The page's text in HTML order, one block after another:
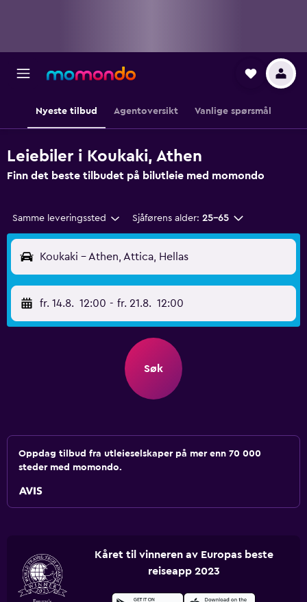
Nyeste tilbud Agentoversikt Vanlige spørsmål
Leiebiler i Koukaki, Athen
Finn det beste tilbudet på bilutleie med momondo
Samme leveringssted Sjåførens alder: 25–65
Koukaki - Athen, Attica, Hellas
fr. 14.8. 12:00 - fr. 21.8. 12:00
Søk
Oppdag tilbud fra utleieselskaper på mer enn 70 000
steder med momondo.
Kåret til vinneren av Europas beste
reiseapp 2023